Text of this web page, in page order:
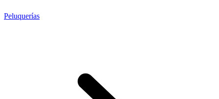
Peluquerías